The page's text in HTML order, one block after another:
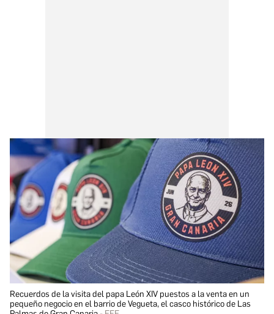
Recuerdos de la visita del papa León XIV puestos a la venta en un
pequeño negocio en el barrio de Vegueta, el casco histórico de Las